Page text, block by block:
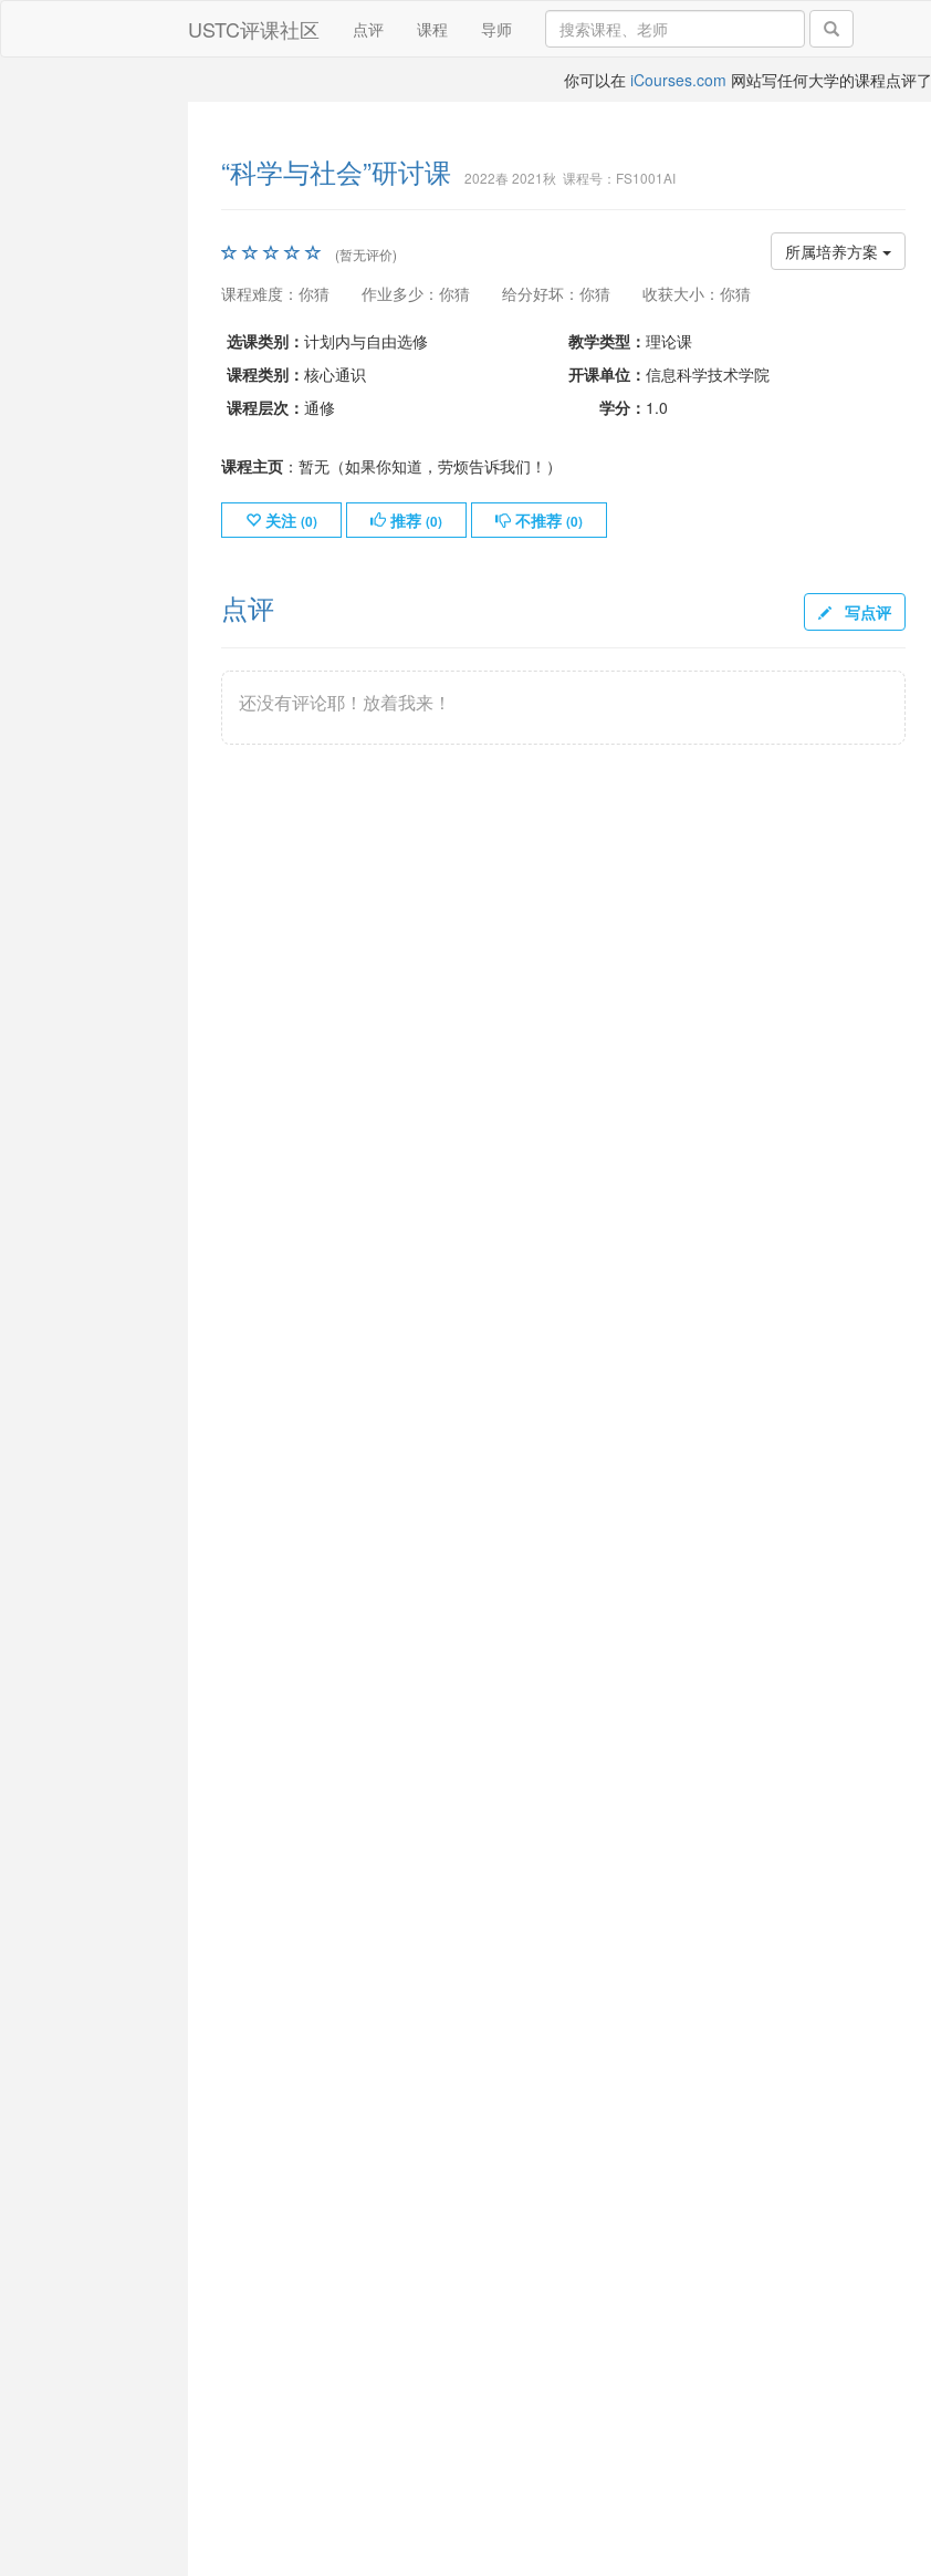
USTC评课社区 点评 课程 导师
你可以在 iCourses.com 网站写任何大学的课程点评了
“科学与社会”研讨课 2022春 2021秋 课程号：FS1001AI
所属培养方案
(暂无评价)
课程难度：你猜 作业多少：你猜 给分好坏：你猜 收获大小：你猜
选课类别： 计划内与自由选修 教学类型： 理论课
课程类别： 核心通识 开课单位： 信息科学技术学院
课程层次： 通修 学分： 1.0
课程主页：暂无（如果你知道，劳烦告诉我们！）
关注 (0) 推荐 (0) 不推荐 (0)
点评 写点评
还没有评论耶！放着我来！